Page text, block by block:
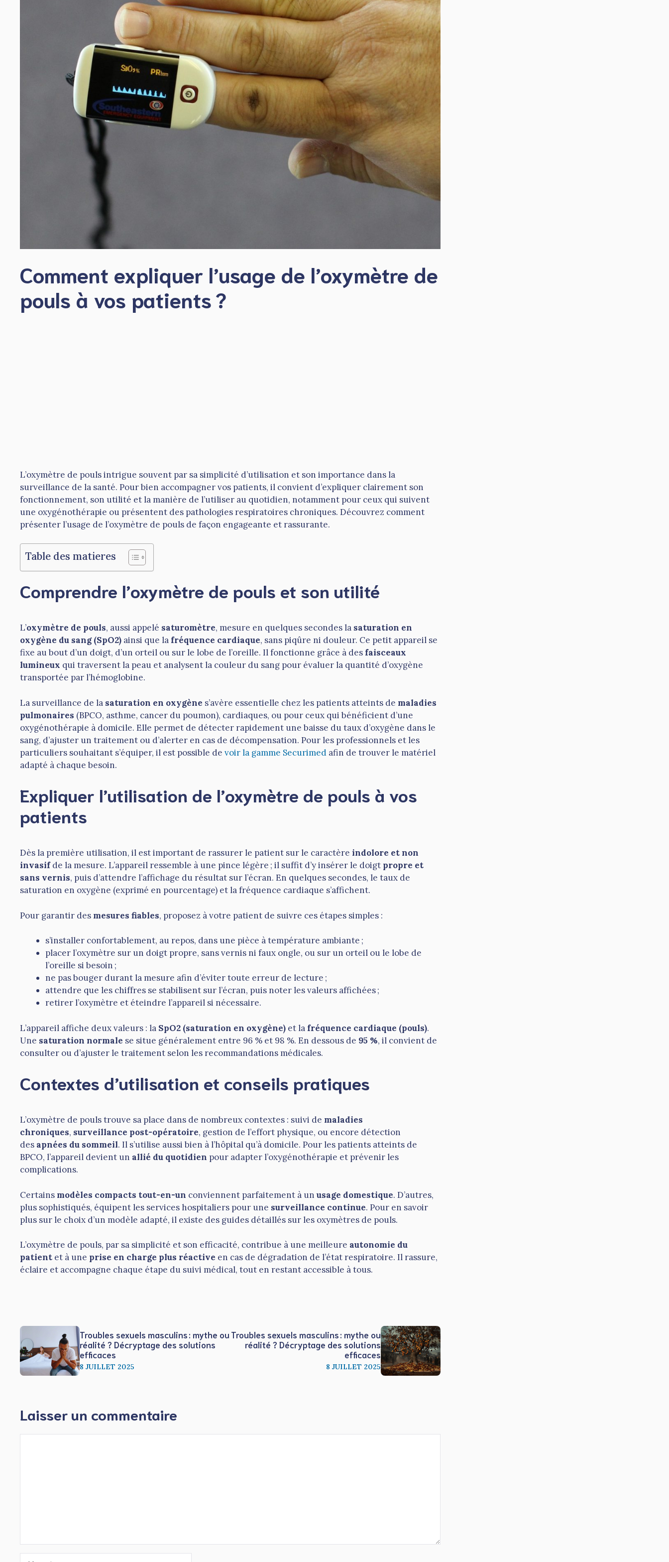
Comment expliquer l’usage de l’oxymètre de
pouls à vos patients ?
L’oxymètre de pouls intrigue souvent par sa simplicité d’utilisation et son importance dans la
surveillance de la santé. Pour bien accompagner vos patients, il convient d’expliquer clairement son
fonctionnement, son utilité et la manière de l’utiliser au quotidien, notamment pour ceux qui suivent
une oxygénothérapie ou présentent des pathologies respiratoires chroniques. Découvrez comment
présenter l’usage de l’oxymètre de pouls de façon engageante et rassurante.
Table des matieres
Comprendre l’oxymètre de pouls et son utilité
L’oxymètre de pouls, aussi appelé saturomètre, mesure en quelques secondes la saturation en
oxygène du sang (SpO2) ainsi que la fréquence cardiaque, sans piqûre ni douleur. Ce petit appareil se
fixe au bout d’un doigt, d’un orteil ou sur le lobe de l’oreille. Il fonctionne grâce à des faisceaux
lumineux qui traversent la peau et analysent la couleur du sang pour évaluer la quantité d’oxygène
transportée par l’hémoglobine.
La surveillance de la saturation en oxygène s’avère essentielle chez les patients atteints de maladies
pulmonaires (BPCO, asthme, cancer du poumon), cardiaques, ou pour ceux qui bénéficient d’une
oxygénothérapie à domicile. Elle permet de détecter rapidement une baisse du taux d’oxygène dans le
sang, d’ajuster un traitement ou d’alerter en cas de décompensation. Pour les professionnels et les
particuliers souhaitant s’équiper, il est possible de voir la gamme Securimed afin de trouver le matériel
adapté à chaque besoin.
Expliquer l’utilisation de l’oxymètre de pouls à vos
patients
Dès la première utilisation, il est important de rassurer le patient sur le caractère indolore et non
invasifde la mesure. L’appareil ressemble à une pince légère ; il suffit d’y insérer le doigt propre et
sans vernis, puis d’attendre l’affichage du résultat sur l’écran. En quelques secondes, le taux de
saturation en oxygène (exprimé en pourcentage) et la fréquence cardiaque s’affichent.
Pour garantir des mesures fiables, proposez à votre patient de suivre ces étapes simples :
s’installer confortablement, au repos, dans une pièce à température ambiante ;
placer l’oxymètre sur un doigt propre, sans vernis ni faux ongle, ou sur un orteil ou le lobe de
l’oreille si besoin ;
ne pas bouger durant la mesure afin d’éviter toute erreur de lecture ;
attendre que les chiffres se stabilisent sur l’écran, puis noter les valeurs affichées ;
retirer l’oxymètre et éteindre l’appareil si nécessaire.
L’appareil affiche deux valeurs : la SpO2 (saturation en oxygène) et la fréquence cardiaque (pouls).
Une saturation normale se situe généralement entre 96 % et 98 %. En dessous de 95 %, il convient de
consulter ou d’ajuster le traitement selon les recommandations médicales.
Contextes d’utilisation et conseils pratiques
L’oxymètre de pouls trouve sa place dans de nombreux contextes : suivi de maladies
chroniques, surveillance post-opératoire, gestion de l’effort physique, ou encore détection
des apnées du sommeil. Il s’utilise aussi bien à l’hôpital qu’à domicile. Pour les patients atteints de
BPCO, l’appareil devient un allié du quotidien pour adapter l’oxygénothérapie et prévenir les
complications.
Certains modèles compacts tout-en-un conviennent parfaitement à unusage domestique. D’autres,
plus sophistiqués, équipent les services hospitaliers pour une surveillance continue. Pour en savoir
plus sur le choix d’un modèle adapté, il existe des guides détaillés sur les oxymètres de pouls.
L’oxymètre de pouls, par sa simplicité et son efficacité, contribue à une meilleure autonomie du
patient et à une prise en charge plus réactive en cas de dégradation de l’état respiratoire. Il rassure,
éclaire et accompagne chaque étape du suivi médical, tout en restant accessible à tous.
Troubles sexuels masculins : mythe ou
réalité ? Décryptage des solutions
efficaces
8 JUILLET 2025
Troubles sexuels masculins : mythe ou
réalité ? Décryptage des solutions
efficaces
8 JUILLET 2025
Laisser un commentaire